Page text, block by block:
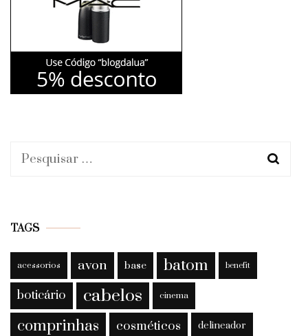
Pesquisar
TAGS
acessorios avon base batom benefit
boticário cabelos cinema
comprinhas cosméticos delineador